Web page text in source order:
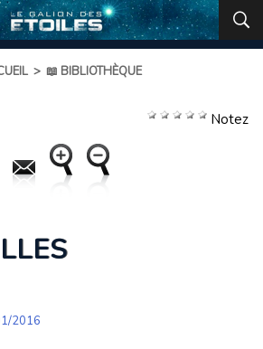
> 📖 BIBLIOTHÈQUE
Notez
2016